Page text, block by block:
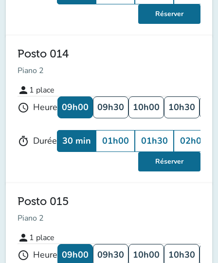
Réserver
Posto 014
Piano 2
person 1 place
schedule Heure 09h00 09h30 10h00 10h30
timer Durée 30 min 01h00 01h30 02h00
Réserver
Posto 015
Piano 2
person 1 place
schedule Heure 09h00 09h30 10h00 10h30